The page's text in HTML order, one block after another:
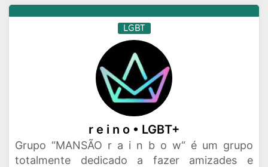
LGBT
r e i n o • LGBT+
Grupo “MANSÃO r a i n b o w“ é um grupo
totalmente dedicado a fazer amizades e